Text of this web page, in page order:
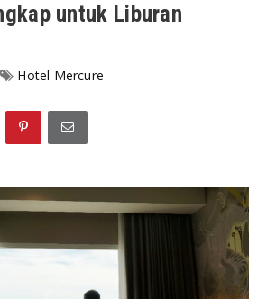
untuk Liburan
Hotel Mercure